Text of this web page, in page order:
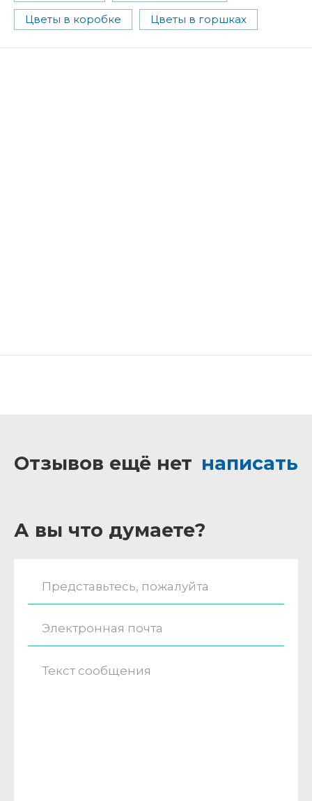
Цветы в коробке Цветы в горшках
Отзывов ещё нет написать
А вы что думаете?